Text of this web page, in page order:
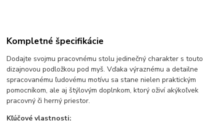
Kompletné špecifikácie
Dodajte svojmu pracovnému stolu jedinečný charakter s touto
dizajnovou podložkou pod myš. Vďaka výraznému a detailne
spracovanému ľudovému motívu sa stane nielen praktickým
pomocníkom, ale aj štýlovým doplnkom, ktorý oživí akýkoľvek
pracovný či herný priestor.
Kľúčové vlastnosti: